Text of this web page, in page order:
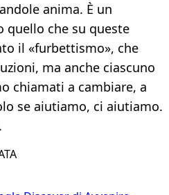
anima. È un
quello che su queste
il «furbettismo», che
ma anche ciascuno
chiamati a cambiare, a
se aiutiamo, ci aiutiamo.